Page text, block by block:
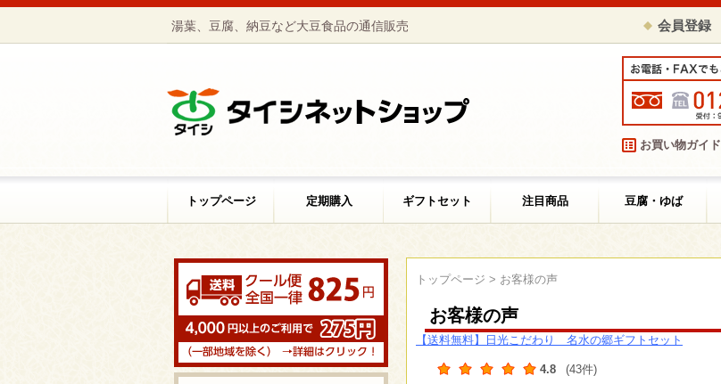
湯葉、豆腐、納豆など大豆食品の通信販売 会員登録
お買い物ガイド
トップページ 定期購入 ギフトセット 注目商品 豆腐・ゆば
トップページ > お客様の声
お客様の声
【送料無料】日光こだわり 名水の郷ギフトセット
4.8 (43件)